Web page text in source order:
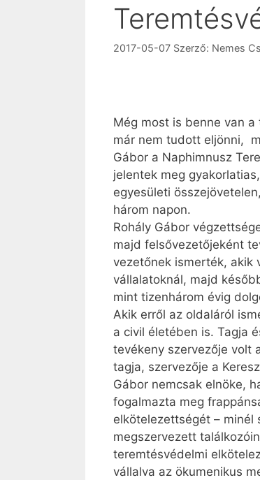
2017-05-07 Szerző: Nemes
Még most is benne van
már nem tudott eljönni,
Gábor a Naphimnusz
jelentek meg
egyesületi
három napon.
Rohály Gábor
majd felsővezetőjeként
vezetőnek ismerték, akik
vállalatoknál, majd
mint tizenhárom évig
Akik erről az oldaláról
a civil életében is. Tagja
tevékeny szervezője volt
tagja, szervezője a
Gábor nemcsak elnöke,
fogalmazta meg
elkötelezettségét – minél
megszervezett
teremtésvédelmi
vállalva az ökumenikus